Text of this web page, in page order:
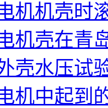
机机壳时
机壳在青
壳水压试
机中起到